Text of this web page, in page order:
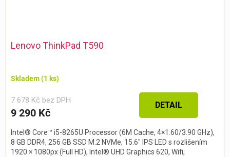
Lenovo ThinkPad T590
Skladem(1 ks)
7 678 Kč bez DPH
9 290 Kč
DETAIL
Intel® Core™ i5-8265U Processor (6M Cache, 4×1.60/3.90 GHz),
8 GB DDR4, 256 GB SSD M.2 NVMe, 15.6″ IPS LED s rozlišením
1920 × 1080px (Full HD), Intel® UHD Graphics 620, Wifi,